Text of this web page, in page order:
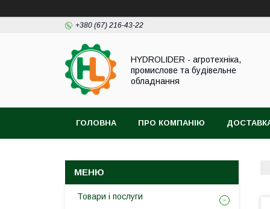
+380 (67) 216-43-22
HYDROLIDER - агротехніка,
промислове та будівельне
обладнання
ГОЛОВНА ПРО КОМПАНІЮ
Товари і послуги